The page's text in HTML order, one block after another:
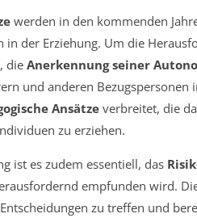
werden in den kommenden
in der Erziehung. Um die
die Anerkennung seiner
und anderen
Ansätze verbreitet, die
zu erziehen.
ist es zudem essentiell, das
empfunden wird.
zu treffen und